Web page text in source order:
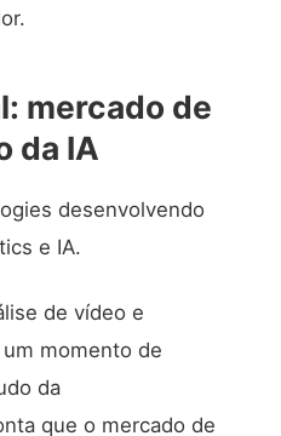
mercado de
da IA
de vídeo e
momento de
da
que o mercado de